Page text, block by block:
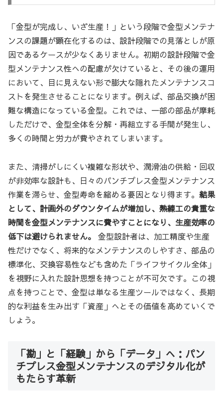
「金型が完成し、いざ生産！」という段階で金型メンテナ
ンスの課題が顕在化するのは、設計段階での見落としが原
因であるケースが少なくありません。初期の設計段階で金
型メンテナンス性への配慮が欠けていると、その後の運用
において、目に見えない形で膨大な隠れたメンテナンスコ
ストを発生させることになります。例えば、部品交換が困
難な構造になっている金型。これでは、一部の部品が摩耗
しただけで、金型全体を分解・再組立する手間が発生し、
多くの時間と労力が費やされてしまいます。
また、清掃がしにくい複雑な形状や、潤滑油の供給・回収
が非効率な設計も、日々のパンチプレス金型メンテナンス
作業を滞らせ、金型寿命を縮める要因となり得ます。 結果
として、計画外のダウンタイムが増加し、熟練工の貴重な
時間を金型メンテナンスに費やすことになり、生産効率の
低下は避けられません。
金型設計者は、加工精度や生産
性だけでなく、将来的なメンテナンスのしやすさ、部品の
標準化、交換容易性なども含めた「ライフサイクル全体」
を視野に入れた設計思想を持つことが不可欠です。この視
点を持つことで、金型は単なる生産ツールではなく、長期
的な利益を生み出す「資産」へとその価値を高めていくで
しょう。
「勘」と「経験」から「データ」へ：パン
チプレス金型メンテナンスのデジタル化が
もたらす革新